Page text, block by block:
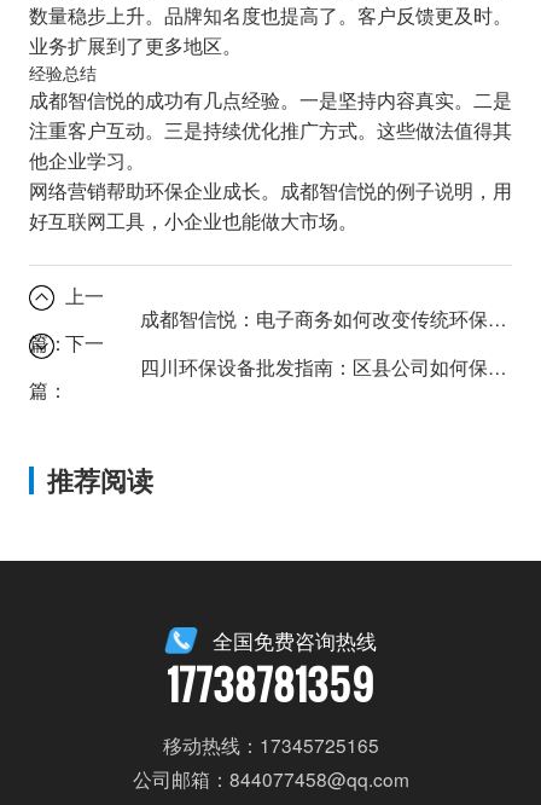
数量稳步上升。品牌知名度也提高了。客户反馈更及时。
业务扩展到了更多地区。
经验总结
成都智信悦的成功有几点经验。一是坚持内容真实。二是
注重客户互动。三是持续优化推广方式。这些做法值得其
他企业学习。
网络营销帮助环保企业成长。成都智信悦的例子说明，用
好互联网工具，小企业也能做大市场。
上一
篇：
成都智信悦：电子商务如何改变传统环保设备批发模式？
下一
篇：
四川环保设备批发指南：区县公司如何保障设备质量？
推荐阅读
全国免费咨询热线
17738781359
移动热线：17345725165
公司邮箱：844077458@qq.com